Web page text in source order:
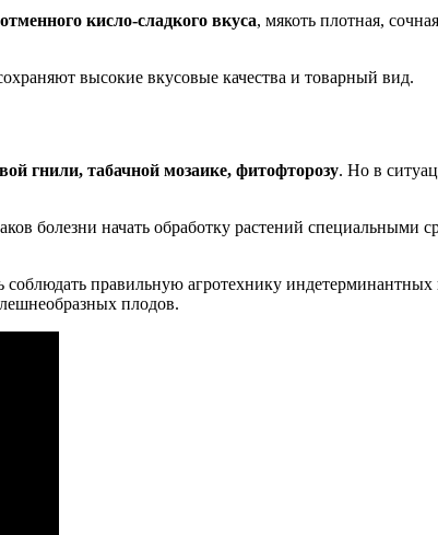
отменного кисло-сладкого вкуса, мякоть плотная,
высокие вкусовые качества и товарный вид.
гнили, табачной мозаике, фитофторозу. Но в
болезни начать обработку растений специальными
правильную агротехнику индетерминантных
плодов.